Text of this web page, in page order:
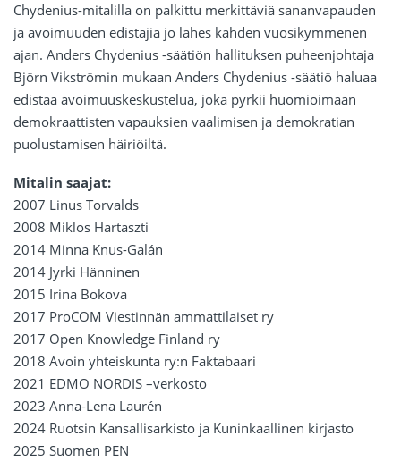
Chydenius-mitalilla on palkittu merkittäviä sananvapauden
ja avoimuuden edistäjiä jo lähes kahden vuosikymmenen
ajan. Anders Chydenius -säätiön hallituksen puheenjohtaja
Björn Vikströmin mukaan Anders Chydenius -säätiö haluaa
edistää avoimuuskeskustelua, joka pyrkii huomioimaan
demokraattisten vapauksien vaalimisen ja demokratian
puolustamisen häiriöiltä.
Mitalin saajat:
2007 Linus Torvalds
2008 Miklos Hartaszti
2014 Minna Knus-Galán
2014 Jyrki Hänninen
2015 Irina Bokova
2017 ProCOM Viestinnän ammattilaiset ry
2017 Open Knowledge Finland ry
2018 Avoin yhteiskunta ry:n Faktabaari
2021 EDMO NORDIS –verkosto
2023 Anna-Lena Laurén
2024 Ruotsin Kansallisarkisto ja Kuninkaallinen kirjasto
2025 Suomen PEN